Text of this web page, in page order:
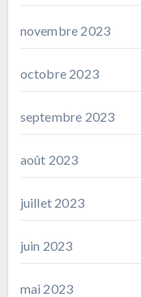
novembre 2023
octobre 2023
septembre 2023
août 2023
juillet 2023
juin 2023
mai 2023